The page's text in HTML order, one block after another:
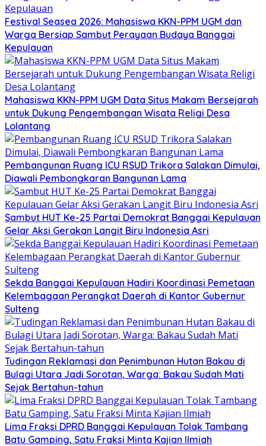
Festival Seasea 2026: Mahasiswa KKN-PPM UGM dan
Warga Bersiap Sambut Perayaan Budaya Banggai
Kepulauan
Mahasiswa KKN-PPM UGM Data Situs Makam Bersejarah
untuk Dukung Pengembangan Wisata Religi Desa
Lolantang
Pembangunan Ruang ICU RSUD Trikora Salakan Dimulai,
Diawali Pembongkaran Bangunan Lama
Sambut HUT Ke-25 Partai Demokrat Banggai Kepulauan
Gelar Aksi Gerakan Langit Biru Indonesia Asri
Sekda Banggai Kepulauan Hadiri Koordinasi Pemetaan
Kelembagaan Perangkat Daerah di Kantor Gubernur
Sulteng
Tudingan Reklamasi dan Penimbunan Hutan Bakau di
Bulagi Utara Jadi Sorotan, Warga: Bakau Sudah Mati
Sejak Bertahun-tahun
Lima Fraksi DPRD Banggai Kepulauan Tolak Tambang
Batu Gamping, Satu Fraksi Minta Kajian Ilmiah